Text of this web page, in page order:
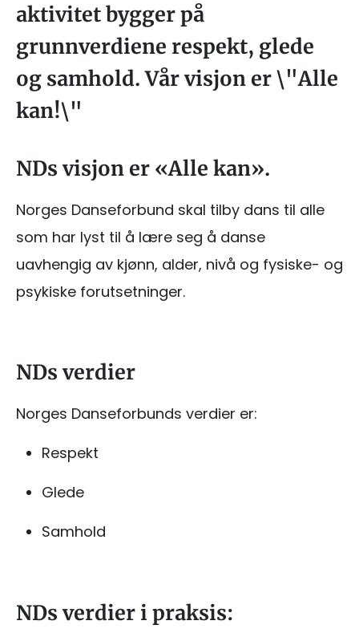
aktivitet bygger på
grunnverdiene respekt, glede
og samhold. Vår visjon er \"Alle
kan!\"
NDs visjon er «Alle kan».
Norges Danseforbund skal tilby dans til alle
som har lyst til å lære seg å danse
uavhengig av kjønn, alder, nivå og fysiske- og
psykiske forutsetninger.
NDs verdier
Norges Danseforbunds verdier er:
Respekt
Glede
Samhold
NDs verdier i praksis: